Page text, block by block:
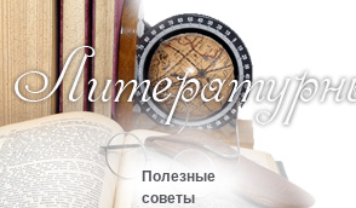
Полезные
советы